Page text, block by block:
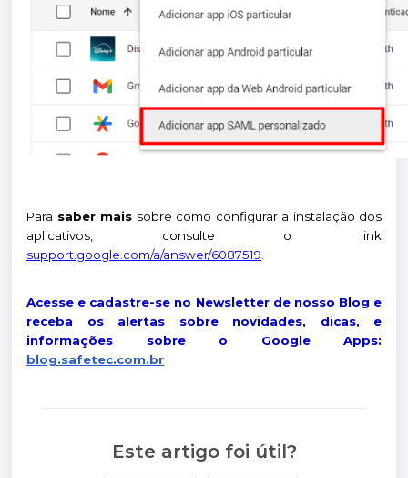
Para saber mais sobre como configurar a instalação dos
aplicativos, consulte o link
support.google.com/a/answer/6087519
Acesse e cadastre-se no Newsletter de nosso Blog e
receba os alertas sobre novidades, dicas, e
informações sobre o Google Apps:
blog.safetec.com.br
Este artigo foi útil?